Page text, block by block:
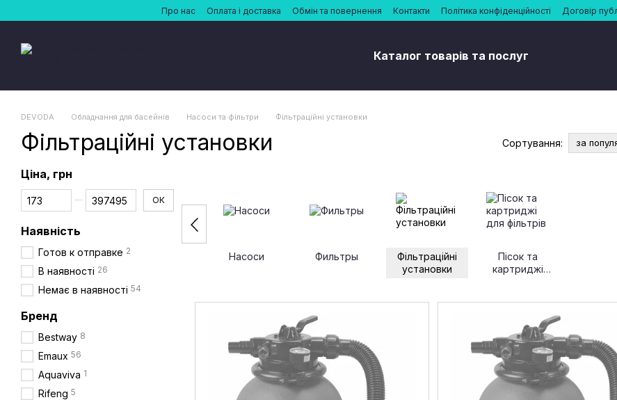
Перейти до основного контентуПро нас Оплата і доставка Обмін та повернення Контакти Політика конфіденційності Договір
Каталог товарів та послуг
DEVODA Обладнання для басейнів Насоси та фільтри Фільтраційні установки
Фільтраційні установки Сортування: за
Насоси Фильтры
Фільтраційні
установки
Пісок та
картриджі
Ціна, грн
Від Ціна, грн
До Ціна, грн ОК
Наявність
Готов к отправке 2
В наявності 26
Немає в наявності 54
Бренд
Bestway 8
Emaux 56
Aquaviva 1
Rifeng 5